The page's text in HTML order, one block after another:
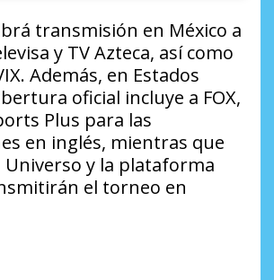
transmisión en México a
y TV Azteca, así como
Además, en Estados
oficial incluye a FOX,
Plus para las
en inglés, mientras que
y la plataforma
el torneo en